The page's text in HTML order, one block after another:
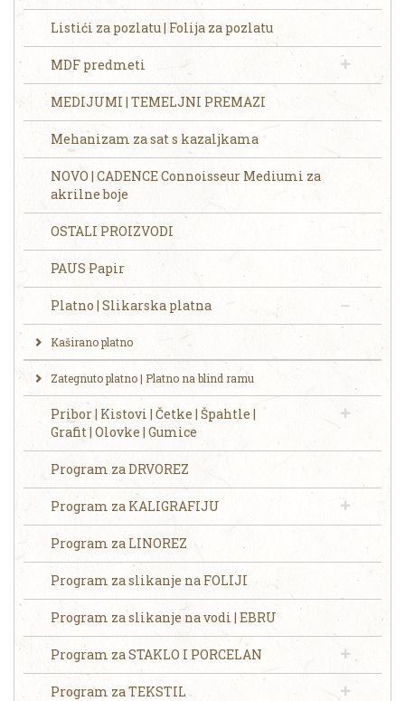
Listići za pozlatu | Folija za pozlatu
MDF predmeti
MEDIJUMI | TEMELJNI PREMAZI
Mehanizam za sat s kazaljkama
NOVO | CADENCE Connoisseur Mediumi za
akrilne boje
OSTALI PROIZVODI
PAUS Papir
Platno | Slikarska platna
Kaširano platno
Zategnuto platno | Platno na blind ramu
Pribor | Kistovi | Četke | Špahtle |
Grafit | Olovke | Gumice
Program za DRVOREZ
Program za KALIGRAFIJU
Program za LINOREZ
Program za slikanje na FOLIJI
Program za slikanje na vodi | EBRU
Program za STAKLO I PORCELAN
Program za TEKSTIL